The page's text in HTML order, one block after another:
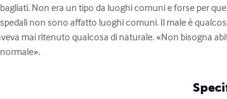
Non era un tipo da luoghi comuni e forse per
non sono affatto luoghi comuni. Il male è
mai ritenuto qualcosa di naturale. «Non bisogna